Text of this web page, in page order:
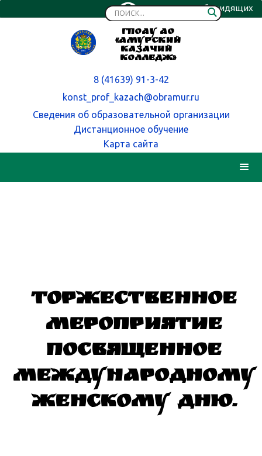
Версия для слабовидящих
ГПОАУ АО
«Амурский
казачий
колледж»
8 (41639) 91-3-42
konst_prof_kazach@obramur.ru
Сведения об образовательной организации
Дистанционное обучение
Карта сайта
Торжественное
мероприятие
посвященное
Международному
женскому дню.